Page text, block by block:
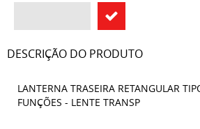
DESCRIÇÃO DO PRODUTO
LANTERNA TRASEIRA RETANGULAR
FUNÇÕES - LENTE TRANSP